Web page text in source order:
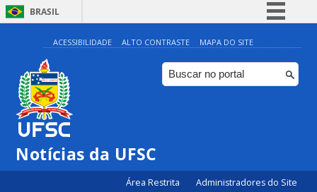
BRASIL
Simplifique!
Comunica BR
Participe
ACESSIBILIDADE ALTO CONTRASTE MAPA DO SITE
Notícias da UFSC
Área Restrita Administradores do Site